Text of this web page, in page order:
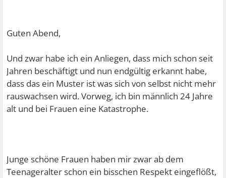
Guten Abend,
Und zwar habe ich ein Anliegen, dass mich schon seit
Jahren beschäftigt und nun endgültig erkannt habe,
dass das ein Muster ist was sich von selbst nicht mehr
rauswachsen wird. Vorweg, ich bin männlich 24 Jahre
alt und bei Frauen eine Katastrophe.
Junge schöne Frauen haben mir zwar ab dem
Teenageralter schon ein bisschen Respekt eingeflößt,